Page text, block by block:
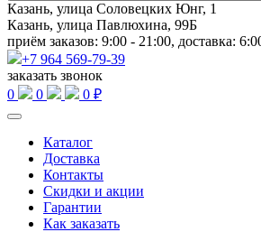
Казань, улица Соловецких Юнг, 1
Казань, улица Павлюхина, 99Б
приём заказов: 9:00 - 21:00, доставка:
+7 964 569-79-39
заказать звонок
0
0 0 ₽
Каталог
Доставка
Контакты
Скидки и акции
Гарантии
Как заказать